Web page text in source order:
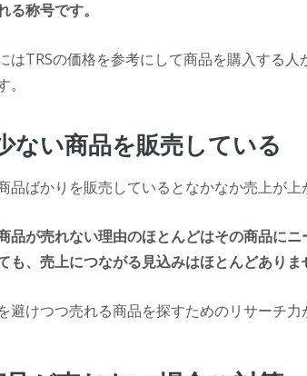
る称号です。
はTRSの価格を参考にして商品を購入する
ない商品を販売している
品ばかりを販売しているとなかなか売上が上
品が売れない理由のほとんどはその商品に
も、売上につながる見込みはほとんどありま
避けつつ売れる商品を探すためのリサーチ力